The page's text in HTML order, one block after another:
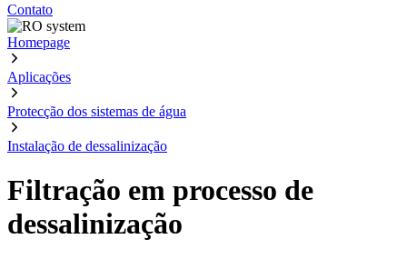
Contato
Homepage
Aplicações
Protecção dos sistemas de água
Instalação de dessalinização
Filtração em processo de
dessalinização